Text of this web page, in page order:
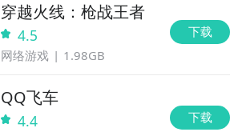
穿越火线：枪战王者
4.5
网络游戏 1.98GB
下载
QQ飞车
4.4 下载